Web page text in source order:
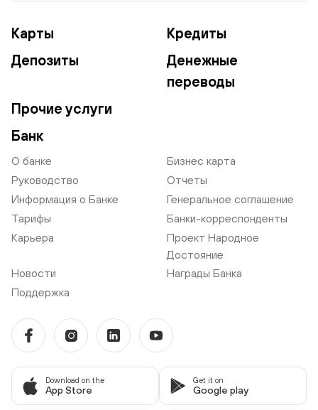
Карты
Кредиты
Депозиты
Денежные
переводы
Прочие услуги
Банк
О банке
Бизнес карта
Руководство
Отчеты
Информация о Банке
Генеральное соглашение
Тарифы
Банки-корреспонденты
Карьера
Проект Народное
Достояние
Новости
Награды Банка
Поддержка
Download on the
App Store
Get it on
Google play